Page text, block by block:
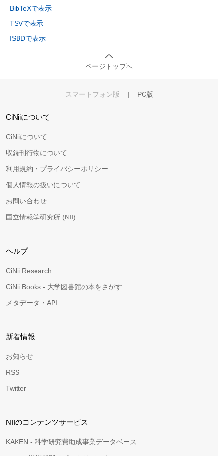
BibTeXで表示
TSVで表示
ISBDで表示
ページトップへ
スマートフォン版 | PC版
CiNiiについて
CiNiiについて
収録刊行物について
利用規約・プライバシーポリシー
個人情報の扱いについて
お問い合わせ
国立情報学研究所 (NII)
ヘルプ
CiNii Research
CiNii Books - 大学図書館の本をさがす
メタデータ・API
新着情報
お知らせ
RSS
Twitter
NIIのコンテンツサービス
KAKEN - 科学研究費助成事業データベース